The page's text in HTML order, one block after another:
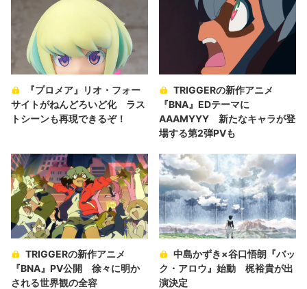
『プロメア』リオ・フォー
サイトがねんどろいど化 ラス
トシーンも再現できるぞ！
TRIGGERの新作アニメ
『BNA』EDテーマに
AAAMYYY 新たなキャラが登
場する第2弾PVも
TRIGGERの新作アニメ
『BNA』PV公開 徐々に明か
される世界観の全容
中島かずき×谷口悟朗『バッ
ク・アロウ』始動 梶裕貴が出
演決定